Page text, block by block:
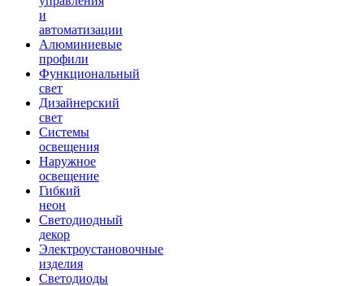
и
автоматизации
Алюминиевые
профили
Функциональный
свет
Дизайнерский
свет
Системы
освещения
Наружное
освещение
Гибкий
неон
Светодиодный
декор
Электроустановочные
изделия
Светодиоды